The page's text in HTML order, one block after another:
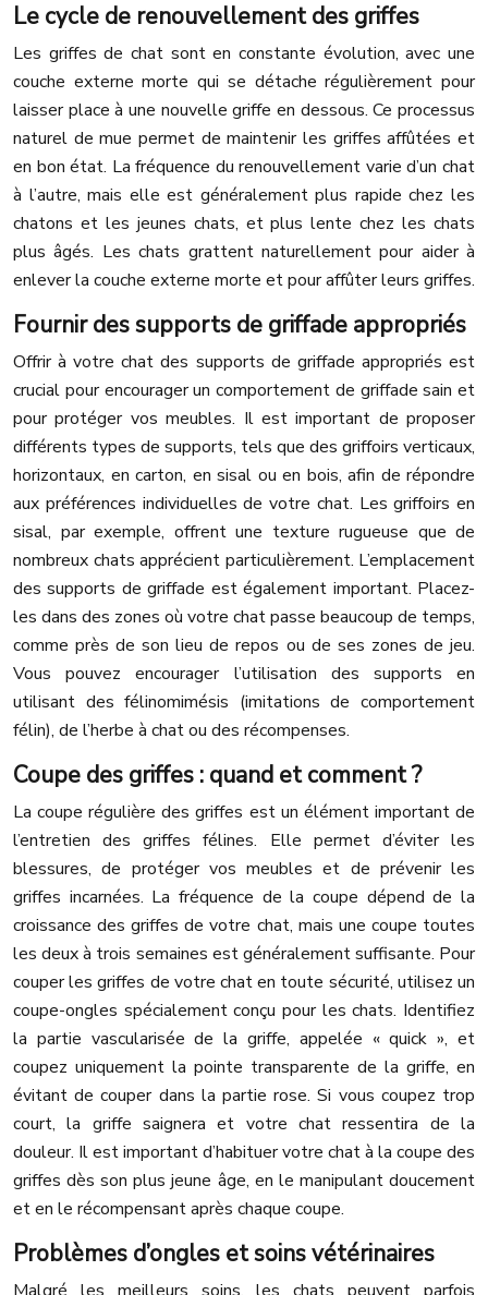
Le cycle de renouvellement des griffes
Les griffes de chat sont en constante évolution, avec une
couche externe morte qui se détache régulièrement pour
laisser place à une nouvelle griffe en dessous. Ce processus
naturel de mue permet de maintenir les griffes affûtées et
en bon état. La fréquence du renouvellement varie d’un chat
à l’autre, mais elle est généralement plus rapide chez les
chatons et les jeunes chats, et plus lente chez les chats
plus âgés. Les chats grattent naturellement pour aider à
enlever la couche externe morte et pour affûter leurs griffes.
Fournir des supports de griffade appropriés
Offrir à votre chat des supports de griffade appropriés est
crucial pour encourager un comportement de griffade sain et
pour protéger vos meubles. Il est important de proposer
différents types de supports, tels que des griffoirs verticaux,
horizontaux, en carton, en sisal ou en bois, afin de répondre
aux préférences individuelles de votre chat. Les griffoirs en
sisal, par exemple, offrent une texture rugueuse que de
nombreux chats apprécient particulièrement. L’emplacement
des supports de griffade est également important. Placez-
les dans des zones où votre chat passe beaucoup de temps,
comme près de son lieu de repos ou de ses zones de jeu.
Vous pouvez encourager l’utilisation des supports en
utilisant des félinomimésis (imitations de comportement
félin), de l’herbe à chat ou des récompenses.
Coupe des griffes : quand et comment ?
La coupe régulière des griffes est un élément important de
l’entretien des griffes félines. Elle permet d’éviter les
blessures, de protéger vos meubles et de prévenir les
griffes incarnées. La fréquence de la coupe dépend de la
croissance des griffes de votre chat, mais une coupe toutes
les deux à trois semaines est généralement suffisante. Pour
couper les griffes de votre chat en toute sécurité, utilisez un
coupe-ongles spécialement conçu pour les chats. Identifiez
la partie vascularisée de la griffe, appelée « quick », et
coupez uniquement la pointe transparente de la griffe, en
évitant de couper dans la partie rose. Si vous coupez trop
court, la griffe saignera et votre chat ressentira de la
douleur. Il est important d’habituer votre chat à la coupe des
griffes dès son plus jeune âge, en le manipulant doucement
et en le récompensant après chaque coupe.
Problèmes d’ongles et soins vétérinaires